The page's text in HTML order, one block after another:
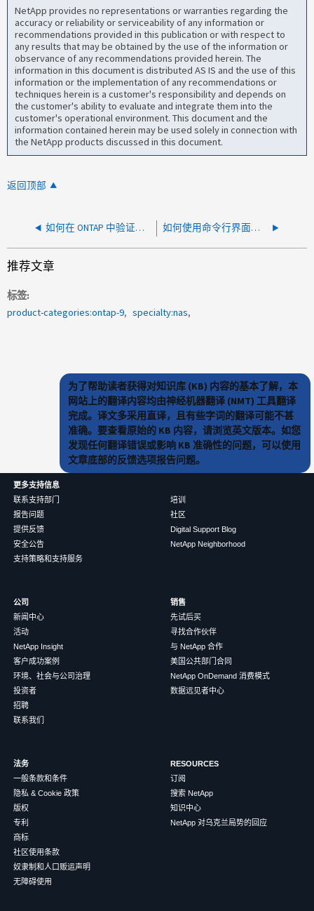
NetApp provides no representations or warranties regarding the
accuracy or reliability or serviceability of any information or
recommendations provided in this publication or with respect to
any results that may be obtained by the use of the information or
observance of any recommendations provided herein. The
information in this document is distributed AS IS and the use of this
information or the implementation of any recommendations or
techniques herein is a customer's responsibility and depends on
the customer's ability to evaluate and integrate them into the
customer's operational environment. This document and the
information contained herein may be used solely in connection with
the NetApp products discussed in this document.
返回顶部
如何在 ONTAP 中验证和更新 Vserver DNS 服务器 如何使用命令行界面验证文件的时间戳
推荐文章
标签
product-categories:ontap-9
specialty:nas
为了帮助读者获得对知识库 (KB) 内容的基本了解，本
网站上的翻译内容均由神经机器翻译 (NMT) 工具翻译
完成。译文多采用直译，且有些字词的翻译可能不甚
准确。要查看原始的 KB 内容，请浏览英文版本。如您
发现任何翻译错误或影响 KB 准确性的问题，可以使用
文章底部的反馈选项报告问题。
更多支持信息
联系支持部门
报告问题
提供反馈
安全公告
支持策略和支持服务
培训
社区
Digital Support Blog
NetApp Neighborhood
公司
新闻中心
活动
NetApp Insight
客户成功案例
环境、社会与公司治理
投资者
招聘
联系我们
销售
先试后买
寻找合作伙伴
与 NetApp 合作
美国公共部门合同
NetApp OnDemand 消费模式
数据远见者中心
法务
一般条款和条件
隐私 & Cookie 政策
版权
专利
商标
社区使用条款
奴隶制和人口贩运声明
无障碍使用
RESOURCES
订阅
搜索 NetApp
知识中心
NetApp 对乌克兰局势的回应